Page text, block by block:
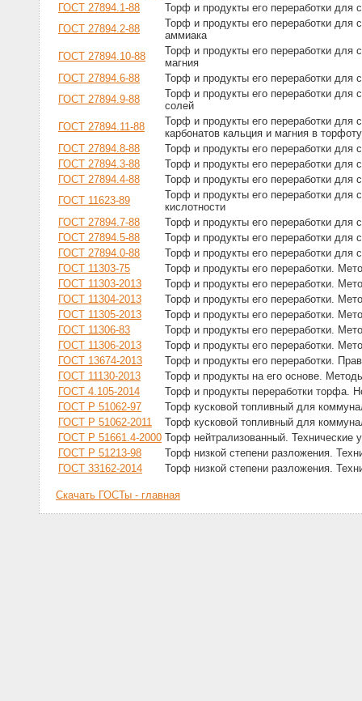
ГОСТ 27894.1-88
Торф и продукты его переработки для
ГОСТ 27894.2-88
Торф и продукты его переработки для
аммиака
ГОСТ 27894.10-88
Торф и продукты его переработки для
магния
ГОСТ 27894.6-88
Торф и продукты его переработки для
ГОСТ 27894.9-88
Торф и продукты его переработки для
солей
ГОСТ 27894.11-88
Торф и продукты его переработки для
карбонатов кальция и магния в
ГОСТ 27894.8-88
Торф и продукты его переработки для
ГОСТ 27894.3-88
Торф и продукты его переработки для
ГОСТ 27894.4-88
Торф и продукты его переработки для
ГОСТ 11623-89
Торф и продукты его переработки для
кислотности
ГОСТ 27894.7-88
Торф и продукты его переработки
ГОСТ 27894.5-88
Торф и продукты его переработки
ГОСТ 27894.0-88
Торф и продукты его переработки для
ГОСТ 11303-75
Торф и продукты его переработки.
ГОСТ 11303-2013
Торф и продукты его переработки.
ГОСТ 11304-2013
Торф и продукты его переработки.
ГОСТ 11305-2013
Торф и продукты его переработки.
ГОСТ 11306-83
Торф и продукты его переработки.
ГОСТ 11306-2013
Торф и продукты его переработки.
ГОСТ 13674-2013
Торф и продукты его переработки.
ГОСТ 11130-2013
Торф и продукты на его основе.
ГОСТ 4.105-2014
Торф и продукты переработки торфа.
ГОСТ Р 51062-97
Торф кусковой топливный для
ГОСТ Р 51062-2011
Торф кусковой топливный для
ГОСТ Р 51661.4-2000 Торф нейтрализованный. Технические
ГОСТ Р 51213-98
Торф низкой степени разложения.
ГОСТ 33162-2014
Торф низкой степени разложения.
Скачать ГОСТы - главная